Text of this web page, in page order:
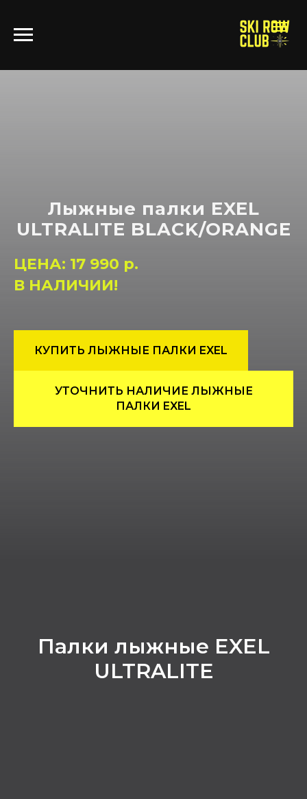
Лыжные палки EXEL
ULTRALITE BLACK/ORANGE
ЦЕНА: 17 990 р.
В НАЛИЧИИ!
КУПИТЬ ЛЫЖНЫЕ ПАЛКИ EXEL
УТОЧНИТЬ НАЛИЧИЕ ЛЫЖНЫЕ
ПАЛКИ EXEL
Палки лыжные EXEL
ULTRALITE